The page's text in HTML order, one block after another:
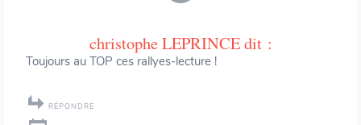
christophe LEPRINCEdit :
Toujours au TOP ces rallyes-lecture !
RÉPONDRE